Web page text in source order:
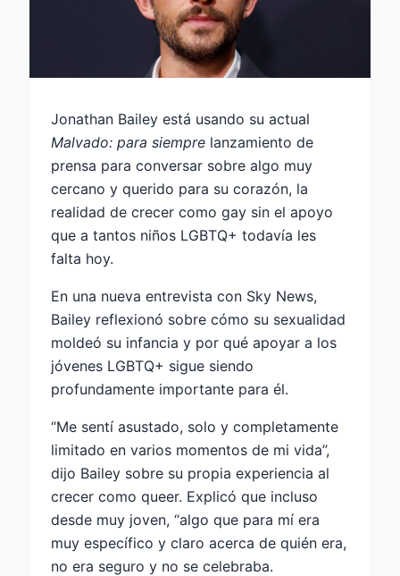
Jonathan Bailey está usando su actual
Malvado: para siempre lanzamiento de
prensa para conversar sobre algo muy
cercano y querido para su corazón, la
realidad de crecer como gay sin el apoyo
que a tantos niños LGBTQ+ todavía les
falta hoy.
En una nueva entrevista con Sky News,
Bailey reflexionó sobre cómo su sexualidad
moldeó su infancia y por qué apoyar a los
jóvenes LGBTQ+ sigue siendo
profundamente importante para él.
“Me sentí asustado, solo y completamente
limitado en varios momentos de mi vida”,
dijo Bailey sobre su propia experiencia al
crecer como queer. Explicó que incluso
desde muy joven, “algo que para mí era
muy específico y claro acerca de quién era,
no era seguro y no se celebraba.